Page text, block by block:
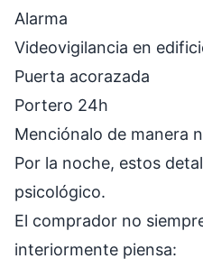
Alarma
Videovigilancia en
Puerta acorazada
Portero 24h
Menciónalo de manera
Por la noche, estos
psicológico.
El comprador no
interiormente piensa: